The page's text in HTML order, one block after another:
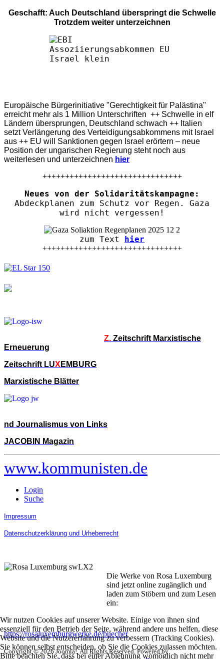
Geschafft: Auch Deutschland überspringt die Schwelle
Trotzdem weiter unterzeichnen
Europäische Bürgerinitiative "Gerechtigkeit für Palästina"
erreicht mehr als 1 Million Unterschriften ++ Schwelle in elf
Ländern übersprungen, Deutschland schwach ++ Italien
setzt Verlängerung des Verteidigungsabkommens mit Israel
aus ++ EU will Sanktionen gegen Israel erörtern – neue
Position der ungarischen Regierung steht noch aus
weiterlesen und unterzeichnen hier
+++++++++++++++++++++++++++++++
Neues von der Solidaritätskampagne:
Abdeckplanen zum Schutz vor Regen. Gaza
wird nicht vergessen!
zum Text hier
+++++++++++++++++++++++++++++++
Z. Zeitschrift Marxistische
Erneuerung
Zeitschrift LUX EMBURG
Marxistische Blätter
nd Journalismus von Links
JACOBIN Magazin
www.kommunisten.de
Login
Suche
Impressum
Datenschutzerklärung und Urheberrecht
Die Werke von Rosa Luxemburg
sind jetzt online zugänglich und
laden zum Stöbern und zum Lesen
ein:
https://rosaluxemburgwerke.de/buecher
Copyright © 2026 Joomla!. All Rights Reserved. Powered by
Wir nutzen Cookies auf unserer Website. Einige von ihnen sind
essenziell für den Betrieb der Seite, während andere uns helfen, diese
Website und die Nutzererfahrung zu verbessern (Tracking Cookies).
Sie können selbst entscheiden, ob Sie die Cookies zulassen möchten.
Bitte beachten Sie, dass bei einer Ablehnung womöglich nicht mehr